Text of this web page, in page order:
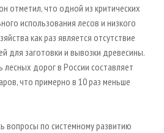
отметил, что одной из критических
использования лесов и низкого
как раз является отсутствие
для заготовки и вывозки древесины.
дорог в России составляет
что примерно в 10 раз меньше
вопросы по системному развитию